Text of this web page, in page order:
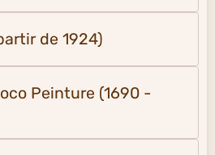
de 1924)
Peinture (1690 -